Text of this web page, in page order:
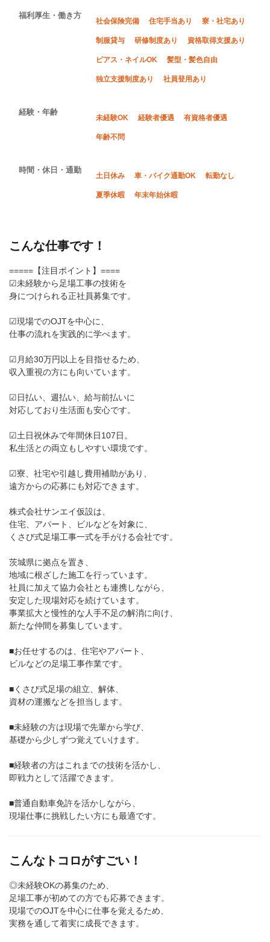
福利厚生・働き方
社会保険完備 住宅手当あり 寮・社宅あり
制服貸与 研修制度あり 資格取得支援あり
ピアス・ネイルOK 髪型・髪色自由
独立支援制度あり 社員登用あり
経験・年齢
未経験OK 経験者優遇 有資格者優遇
年齢不問
時間・休日・通勤
土日休み 車・バイク通勤OK 転勤なし
夏季休暇 年末年始休暇
こんな仕事です！
=====【注目ポイント】====
☑未経験から足場工事の技術を
身につけられる正社員募集です。
☑現場でのOJTを中心に、
仕事の流れを実践的に学べます。
☑月給30万円以上を目指せるため、
収入重視の方にも向いています。
☑日払い、週払い、給与前払いに
対応しており生活面も安心です。
☑土日祝休みで年間休日107日。
私生活との両立もしやすい環境です。
☑寮、社宅や引越し費用補助があり、
遠方からの応募にも対応できます。
株式会社サンエイ仮設は、
住宅、アパート、ビルなどを対象に、
くさび式足場工事一式を手がける会社です。
茨城県に拠点を置き、
地域に根ざした施工を行っています。
社員に加えて協力会社とも連携しながら、
安定した現場対応を続けています。
事業拡大と慢性的な人手不足の解消に向け、
新たな仲間を募集しています。
■お任せするのは、住宅やアパート、
ビルなどの足場工事作業です。
■くさび式足場の組立、解体、
資材の運搬などを担当します。
■未経験の方は現場で先輩から学び、
基礎から少しずつ覚えていけます。
■経験者の方はこれまでの技術を活かし、
即戦力として活躍できます。
■普通自動車免許を活かしながら、
現場仕事に挑戦したい方にも最適です。
こんなトコロがすごい！
◎未経験OKの募集のため、
足場工事が初めての方でも応募できます。
現場でのOJTを中心に仕事を覚えるため、
実務を通して着実に成長できます。